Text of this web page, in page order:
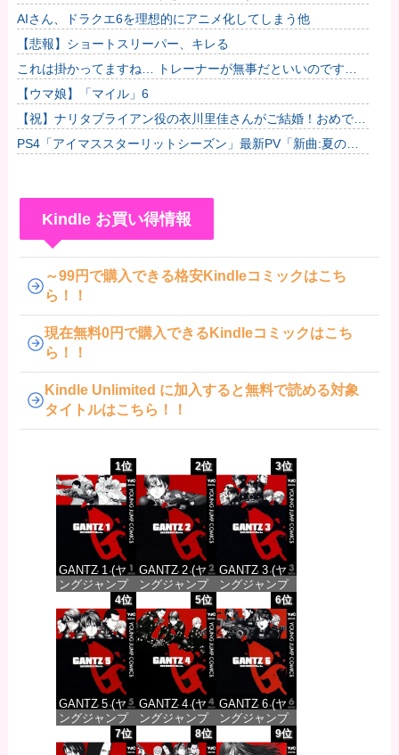
規概念ｗｗｗ他
AIさん、ドラクエ6を理想的にアニメ化してしまう他
【悲報】ショートスリーパー、キレる
これは掛かってますね… トレーナーが無事だといいのです
が…
【ウマ娘】「マイル」6
【祝】ナリタブライアン役の衣川里佳さんがご結婚！おめでと
うございます！
PS4「アイマススターリットシーズン」最新PV「新曲:夏の
Kindle お買い得情報
～99円で購入できる格安Kindleコミックはこち
ら！！
現在無料0円で購入できるKindleコミックはこち
ら！！
Kindle Unlimited に加入すると無料で読める対象
タイトルはこちら！！
1位
GANTZ 1 (ヤ
ングジャンプ
コミックス
DIGITAL)
価格：¥100
2位
GANTZ 2 (ヤ
ングジャンプ
コミックス
DIGITAL)
価格：¥100
3位
GANTZ 3 (ヤ
ングジャンプ
コミックス
DIGITAL)
価格：¥100
4位
GANTZ 5 (ヤ
ングジャンプ
コミックス
DIGITAL)
5位
GANTZ 4 (ヤ
ングジャンプ
コミックス
DIGITAL)
6位
GANTZ 6 (ヤ
ングジャンプ
コミックス
DIGITAL)
7位 8位 9位